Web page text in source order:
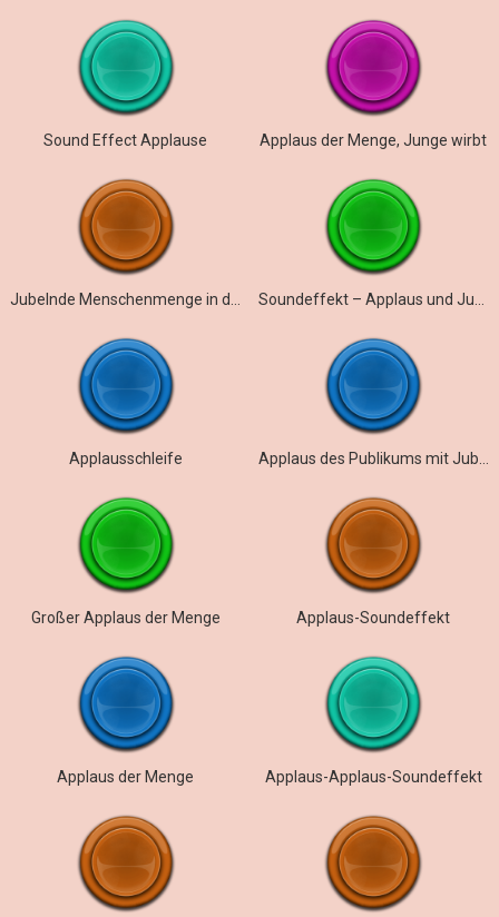
Sound Effect Applause Applaus der Menge, Junge wirbt
Applausschleife
Großer Applaus der Menge Applaus-Soundeffekt
Applaus der Menge Applaus-Applaus-Soundeffekt